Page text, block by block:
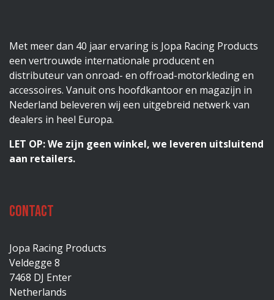
Met meer dan 40 jaar ervaring is Jopa Racing Products
een vertrouwde internationale producent en
distributeur van onroad- en offroad-motorkleding en
accessoires. Vanuit ons hoofdkantoor en magazijn in
Nederland beleveren wij een uitgebreid netwerk van
dealers in heel Europa.
LET OP: We zijn geen winkel, we leveren uitsluitend
aan retailers.
Contact
Jopa Racing Products
Veldegge 8
7468 DJ Enter
Netherlands